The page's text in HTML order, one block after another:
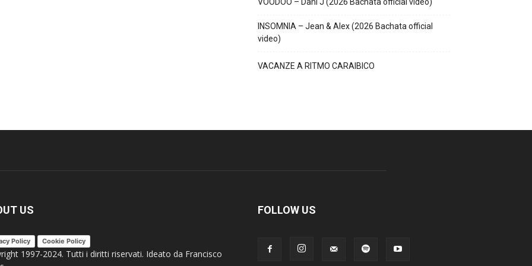
VOODOO – Dani J (2026 Bachata official video)
INSOMNIA – Jean & Alex (2026 Bachata official
video)
VACANZE A RITMO CARAIBICO
US
Policy Cookie Policy
1997-2024. Tutti i diritti riservati. Ideato da Francisco
FOLLOW US